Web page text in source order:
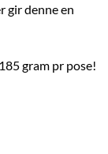
gir denne en
gram pr pose!